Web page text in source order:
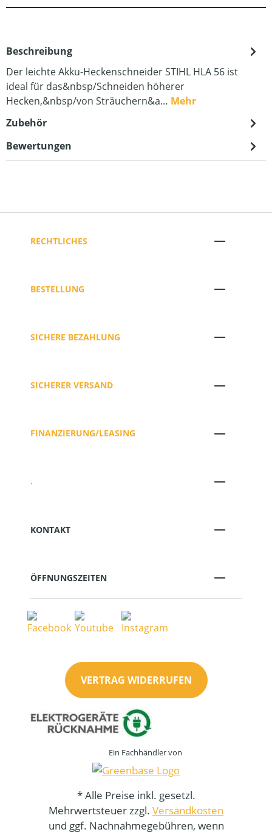
Beschreibung
Der leichte Akku-Heckenschneider STIHL HLA 56 ist
ideal für das&nbsp/Schneiden höherer
Hecken,&nbsp/von Sträuchern&a… Mehr
Zubehör
Bewertungen
RECHTLICHES
BESTELLUNG
SICHERE BEZAHLUNG
SICHERER VERSAND
FINANZIERUNG/LEASING
.
KONTAKT
ÖFFNUNGSZEITEN
VERTRAG WIDERRUFEN
Ein Fachhändler von
* Alle Preise inkl. gesetzl.
Mehrwertsteuer zzgl. Versandkosten
und ggf. Nachnahmegebühren, wenn